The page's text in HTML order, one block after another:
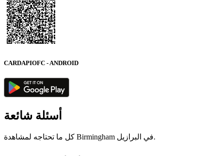
CARDAPIOFC - ANDROID
أسئلة شائعة
كل ما تحتاجه لمشاهدة Birmingham في البرازيل.